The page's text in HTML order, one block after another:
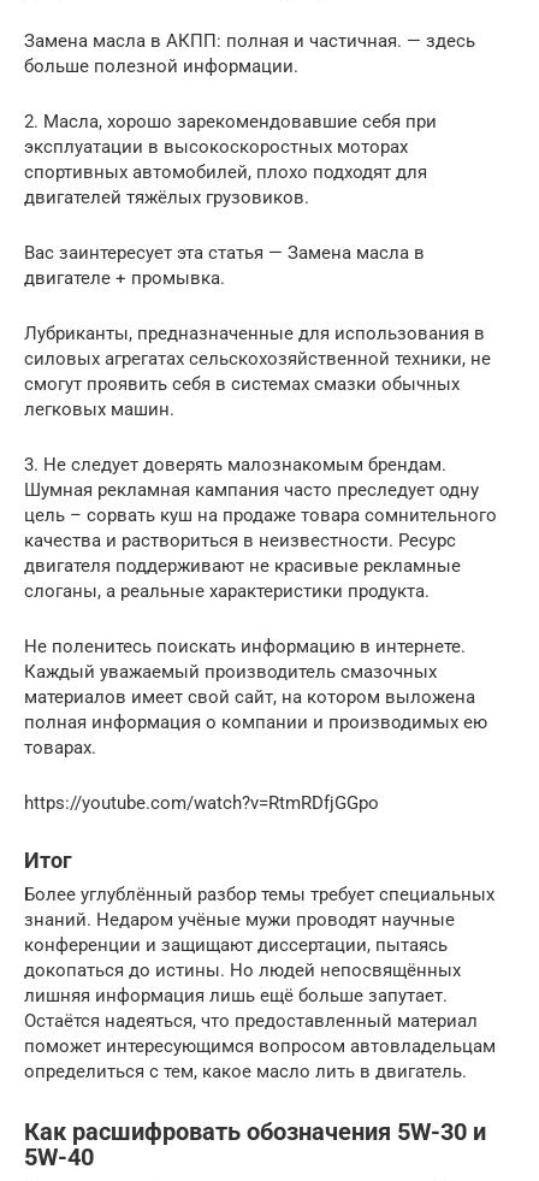
Замена масла в АКПП: полная и частичная. — здесь
больше полезной информации.
2. Масла, хорошо зарекомендовавшие себя при
эксплуатации в высокоскоростных моторах
спортивных автомобилей, плохо подходят для
двигателей тяжёлых грузовиков.
Вас заинтересует эта статья — Замена масла в
двигателе + промывка.
Лубриканты, предназначенные для использования в
силовых агрегатах сельскохозяйственной техники, не
смогут проявить себя в системах смазки обычных
легковых машин.
3. Не следует доверять малознакомым брендам.
Шумная рекламная кампания часто преследует одну
цель – сорвать куш на продаже товара сомнительного
качества и раствориться в неизвестности. Ресурс
двигателя поддерживают не красивые рекламные
слоганы, а реальные характеристики продукта.
Не поленитесь поискать информацию в интернете.
Каждый уважаемый производитель смазочных
материалов имеет свой сайт, на котором выложена
полная информация о компании и производимых ею
товарах.
https://youtube.com/watch?v=RtmRDfjGGpo
Итог
Более углублённый разбор темы требует специальных
знаний. Недаром учёные мужи проводят научные
конференции и защищают диссертации, пытаясь
докопаться до истины. Но людей непосвящённых
лишняя информация лишь ещё больше запутает.
Остаётся надеяться, что предоставленный материал
поможет интересующимся вопросом автовладельцам
определиться с тем, какое масло лить в двигатель.
Как расшифровать обозначения 5W-30 и
5W-40